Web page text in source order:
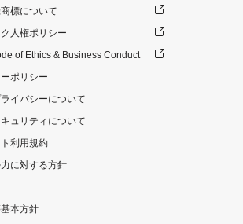
標について
人権ポリシー
of Ethics & Business Conduct
ポリシー
イバシーについて
ュリティについて
利用規約
に対する方針
本方針